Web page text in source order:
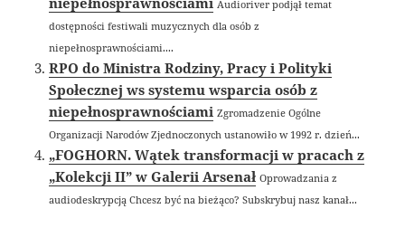
Audioriver podjął temat
dostępności festiwali muzycznych dla osób z
niepełnosprawnościami....
RPO do Ministra Rodziny, Pracy i Polityki
Społecznej ws systemu wsparcia osób z
niepełnosprawnościami Zgromadzenie Ogólne
Organizacji Narodów Zjednoczonych ustanowiło w 1992 r. dzień...
„FOGHORN. Wątek transformacji w pracach z
„Kolekcji II” w Galerii Arsenał Oprowadzania z
audiodeskrypcją Chcesz być na bieżąco? Subskrybuj nasz kanał...